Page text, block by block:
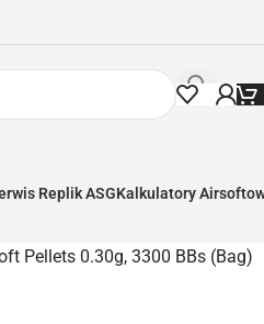
Replik ASGKalkulatory
Pellets 0.30g, 3300 BBs (Bag)